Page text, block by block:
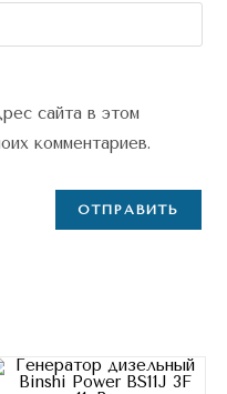
сайта в этом
комментариев.